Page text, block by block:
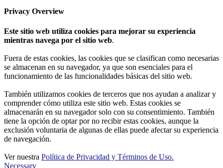
Privacy Overview
Este sitio web utiliza cookies para mejorar su experiencia
mientras navega por el sitio web.
Fuera de estas cookies, las cookies que se clasifican como necesarias
se almacenan en su navegador, ya que son esenciales para el
funcionamiento de las funcionalidades básicas del sitio web.
También utilizamos cookies de terceros que nos ayudan a analizar y
comprender cómo utiliza este sitio web. Estas cookies se
almacenarán en su navegador solo con su consentimiento. También
tiene la opción de optar por no recibir estas cookies, aunque la
exclusión voluntaria de algunas de ellas puede afectar su experiencia
de navegación.
Ver nuestra Política de Privacidad y Términos de Uso.
Necessary